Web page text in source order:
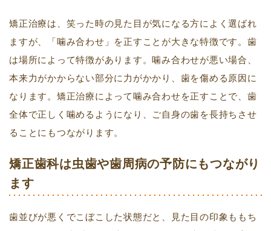
矯正治療は、笑った時の見た目が気になる方によく選ばれ
ますが、「噛み合わせ」を正すことが大きな特徴です。歯
は場所によって特徴があります。噛み合わせが悪い場合、
本来力がかからない部分に力がかかり、歯を傷める原因に
なります。矯正治療によって噛み合わせを正すことで、歯
全体で正しく噛めるようになり、ご自身の歯を長持ちさせ
ることにもつながります。
矯正歯科は虫歯や歯周病の予防にもつながり
ます
歯並びが悪くでこぼこした状態だと、見た目の印象ももち